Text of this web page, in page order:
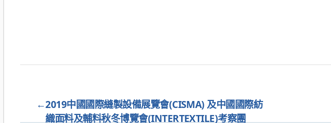
←2019中國國際縫製設備展覽會(CISMA) 及中國國際紡
織面料及輔料秋冬博覽會(INTERTEXTILE)考察團